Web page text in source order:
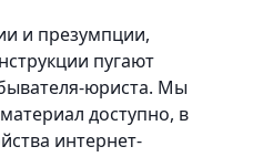
и презумпции,
пугают
юриста. Мы
доступно, в
интернет-